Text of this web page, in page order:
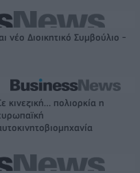
νέο Διοικητικό Συμβούλιο -
κινεζική… πολιορκία η